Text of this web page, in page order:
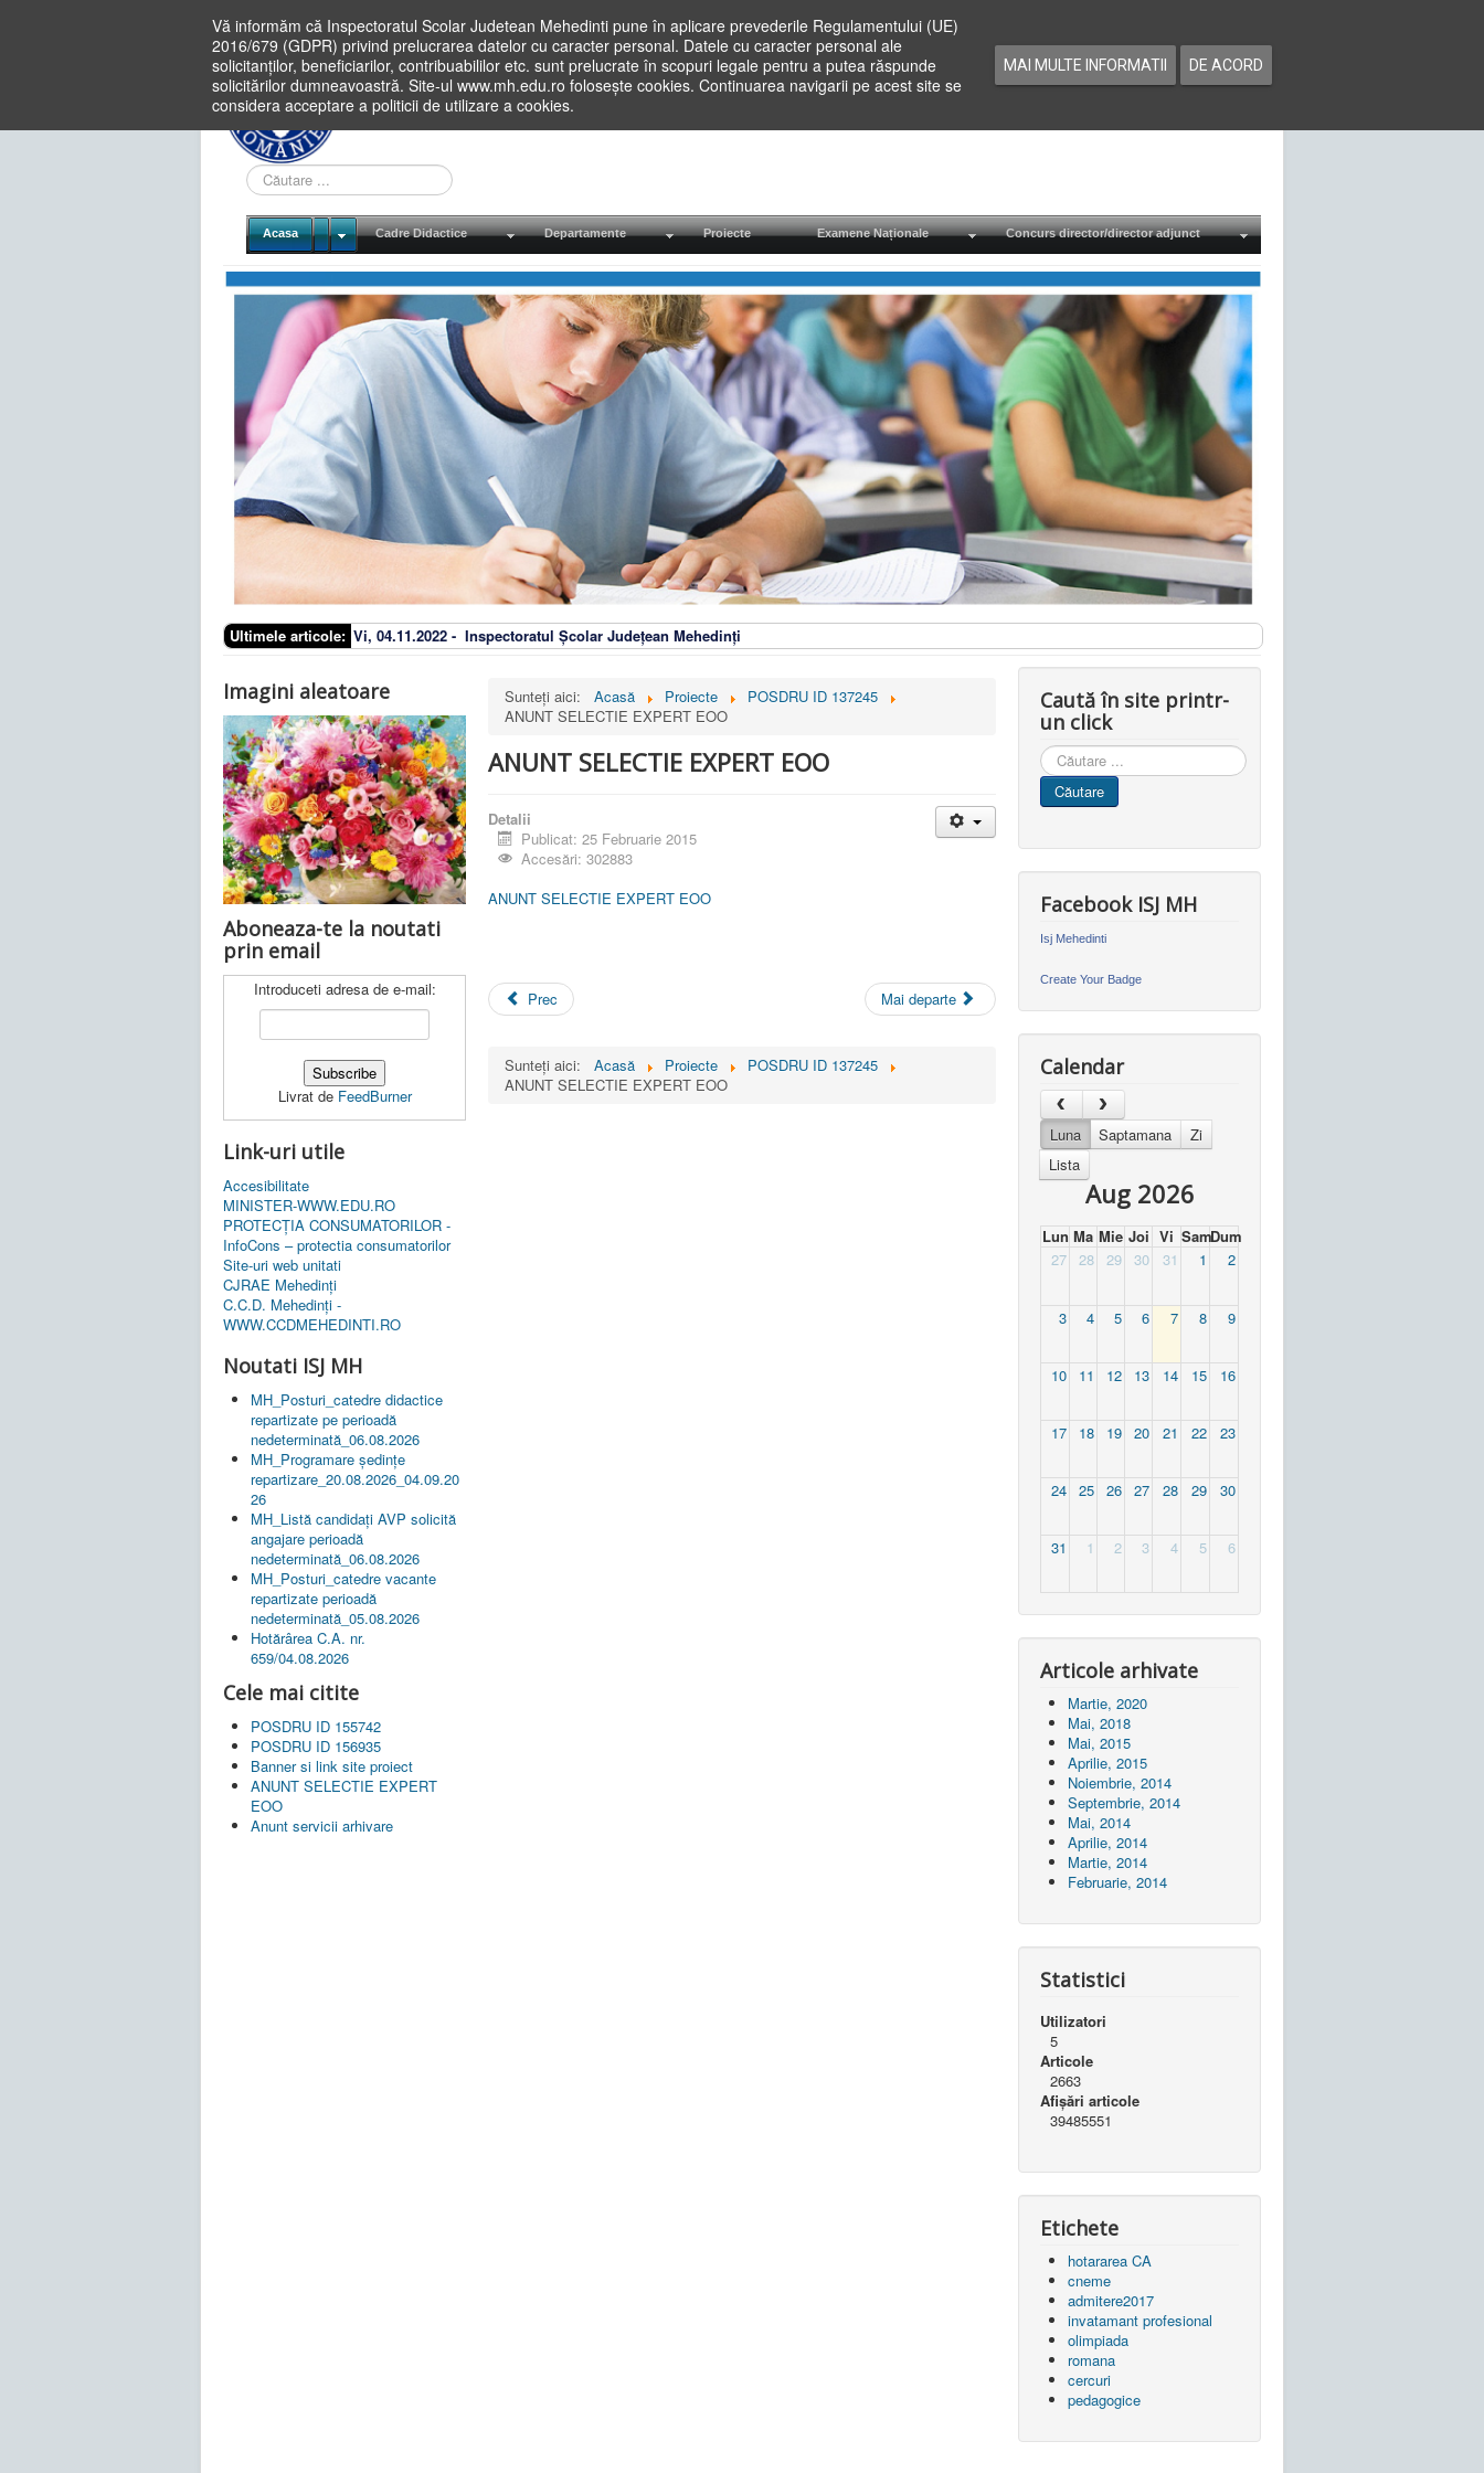
Vă informăm că Inspectoratul Scolar Judetean Mehedinti pune în aplicare prevederile Regulamentului (UE)
2016/679 (GDPR) privind prelucrarea datelor cu caracter personal. Datele cu caracter personal ale
solicitanților, beneficiarilor, contribuabililor etc. sunt prelucrate în scopuri legale pentru a putea răspunde
solicitărilor dumneavoastră. Site-ul www.mh.edu.ro folosește cookies. Continuarea navigarii pe acest site se
considera acceptare a politicii de utilizare a cookies.
MAI MULTE INFORMATII DE ACORD
Cauta
in
site
Acasa Cadre Didactice Departamente Proiecte Examene Naționale Concurs director/director adjunct
Ultimele articole: Vi, 04.11.2022 - Inspectoratul Școlar Județean Mehedinți
Imagini aleatoare
Aboneaza-te la noutati
prin email
Introduceti adresa de e-mail:
Livrat de FeedBurner
Link-uri utile
Accesibilitate
MINISTER-WWW.EDU.RO
PROTECȚIA CONSUMATORILOR -
InfoCons – protectia consumatorilor
Site-uri web unitati
CJRAE Mehedinți
C.C.D. Mehedinţi -
WWW.CCDMEHEDINTI.RO
Noutati ISJ MH
MH_Posturi_catedre didactice
repartizate pe perioadă
nedeterminată_06.08.2026
MH_Programare ședințe
repartizare_20.08.2026_04.09.20
26
MH_Listă candidați AVP solicită
angajare perioadă
nedeterminată_06.08.2026
MH_Posturi_catedre vacante
repartizate perioadă
nedeterminată_05.08.2026
Hotărârea C.A. nr.
659/04.08.2026
Cele mai citite
POSDRU ID 155742
POSDRU ID 156935
Banner si link site proiect
ANUNT SELECTIE EXPERT
EOO
Anunt servicii arhivare
Sunteți aici: Acasă Proiecte
POSDRU ID 137245
ANUNT SELECTIE EXPERT EOO
ANUNT SELECTIE EXPERT EOO
Detalii
Publicat: 25 Februarie 2015
Accesări: 302883
ANUNT SELECTIE EXPERT EOO
Prec Mai departe
Sunteți aici: Acasă Proiecte
POSDRU ID 137245
ANUNT SELECTIE EXPERT EOO
Caută în site printr-
un click
Cauta
in
site
Căutare
Facebook ISJ MH
Isj Mehedinti
Create Your Badge
Calendar
Luna Saptamana
Zi
Lista
Aug 2026
Lun Ma Mie Joi Vi SamDum
27
28 29 30 31 1 2
3 4 5 6 7 8 9
10 11 12 13 14 15 16
17 18 19 20 21 22 23
24 25 26 27 28 29 30
31 1 2 3 4 5 6
Articole arhivate
Martie, 2020
Mai, 2018
Mai, 2015
Aprilie, 2015
Noiembrie, 2014
Septembrie, 2014
Mai, 2014
Aprilie, 2014
Martie, 2014
Februarie, 2014
Statistici
Utilizatori
5
Articole
2663
Afișări articole
39485551
Etichete
hotararea CA
cneme
admitere2017
invatamant profesional
olimpiada
romana
cercuri
pedagogice